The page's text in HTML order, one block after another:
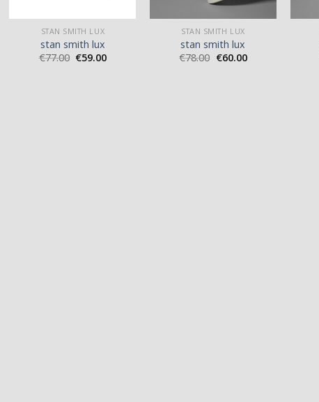
STAN SMITH LUX
stan smith lux
€77.00 €59.00
STAN SMITH LUX
stan smith lux
€78.00 €60.00